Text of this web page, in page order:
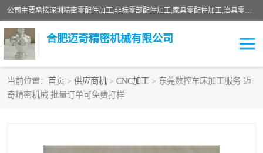
公司主要承接深圳精密零配件加工,非标零部配件加工,家具零配件加工,治具零配件加工,安徽精密零配件加工等各种各种精密机械加工，欢迎来来电咨询！
合肥迈奇精密机械有限公司
当前位置： 首页 > 供应商机 > CNC加工 > 东莞数控车床加工服务 迈
奇精密机械 批量订单可免费打样
铣床加工